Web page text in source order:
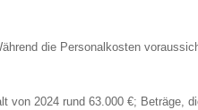
die Personalkosten
von 2024 rund 63.000 €; Beträge,